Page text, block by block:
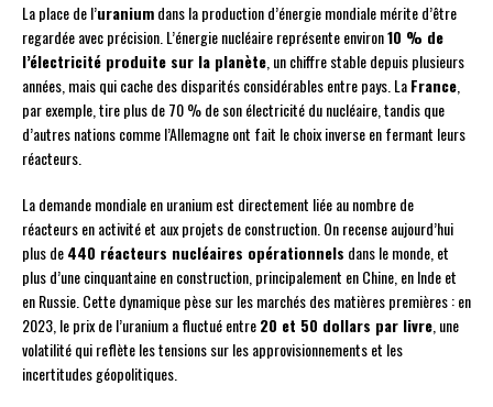
La place de l’uraniumdans la production d’énergie mondiale mérite d’être
regardée avec précision. L’énergie nucléaire représente environ10 % de
l’électricité produite sur la planète, un chiffre stable depuis plusieurs
années, mais qui cache des disparités considérables entre pays. LaFrance,
par exemple, tire plus de 70 % de son électricité du nucléaire, tandis que
d’autres nations comme l’Allemagne ont fait le choix inverse en fermant leurs
réacteurs.
La demande mondiale en uranium est directement liée au nombre de
réacteurs en activité et aux projets de construction. On recense aujourd’hui
plus de440 réacteurs nucléaires opérationnels dans le monde, et
plus d’une cinquantaine en construction, principalement en Chine, en Inde et
en Russie. Cette dynamique pèse sur les marchés des matières premières : en
2023, le prix de l’uranium a fluctué entre20 et 50 dollars par livre, une
volatilité qui reflète les tensions sur les approvisionnements et les
incertitudes géopolitiques.